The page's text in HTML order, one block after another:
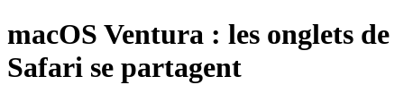
macOS Ventura : les onglets de
Safari se partagent